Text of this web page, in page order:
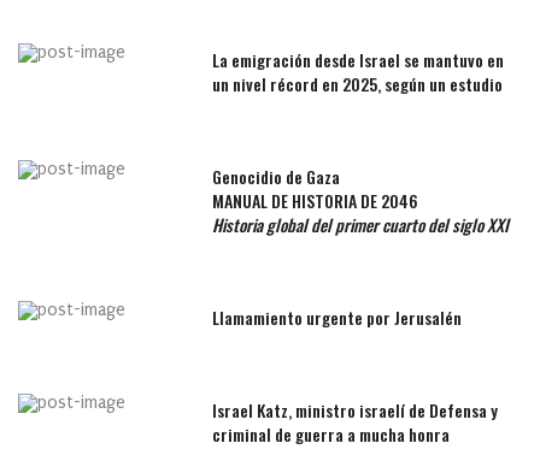
La emigración desde Israel se mantuvo en
un nivel récord en 2025, según un estudio
Genocidio de Gaza
MANUAL DE HISTORIA DE 2046
Historia global del primer cuarto del siglo XXI
Llamamiento urgente por Jerusalén
Israel Katz, ministro israelí de Defensa y
criminal de guerra a mucha honra